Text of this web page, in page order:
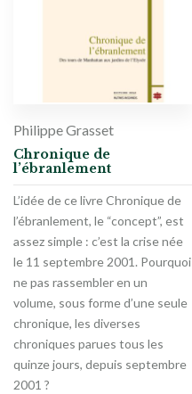
Philippe Grasset
Chronique de
l’ébranlement
L’idée de ce livre Chronique de
l’ébranlement, le “concept”, est
assez simple : c’est la crise née
le 11 septembre 2001. Pourquoi
ne pas rassembler en un
volume, sous forme d’une seule
chronique, les diverses
chroniques parues tous les
quinze jours, depuis septembre
2001 ?